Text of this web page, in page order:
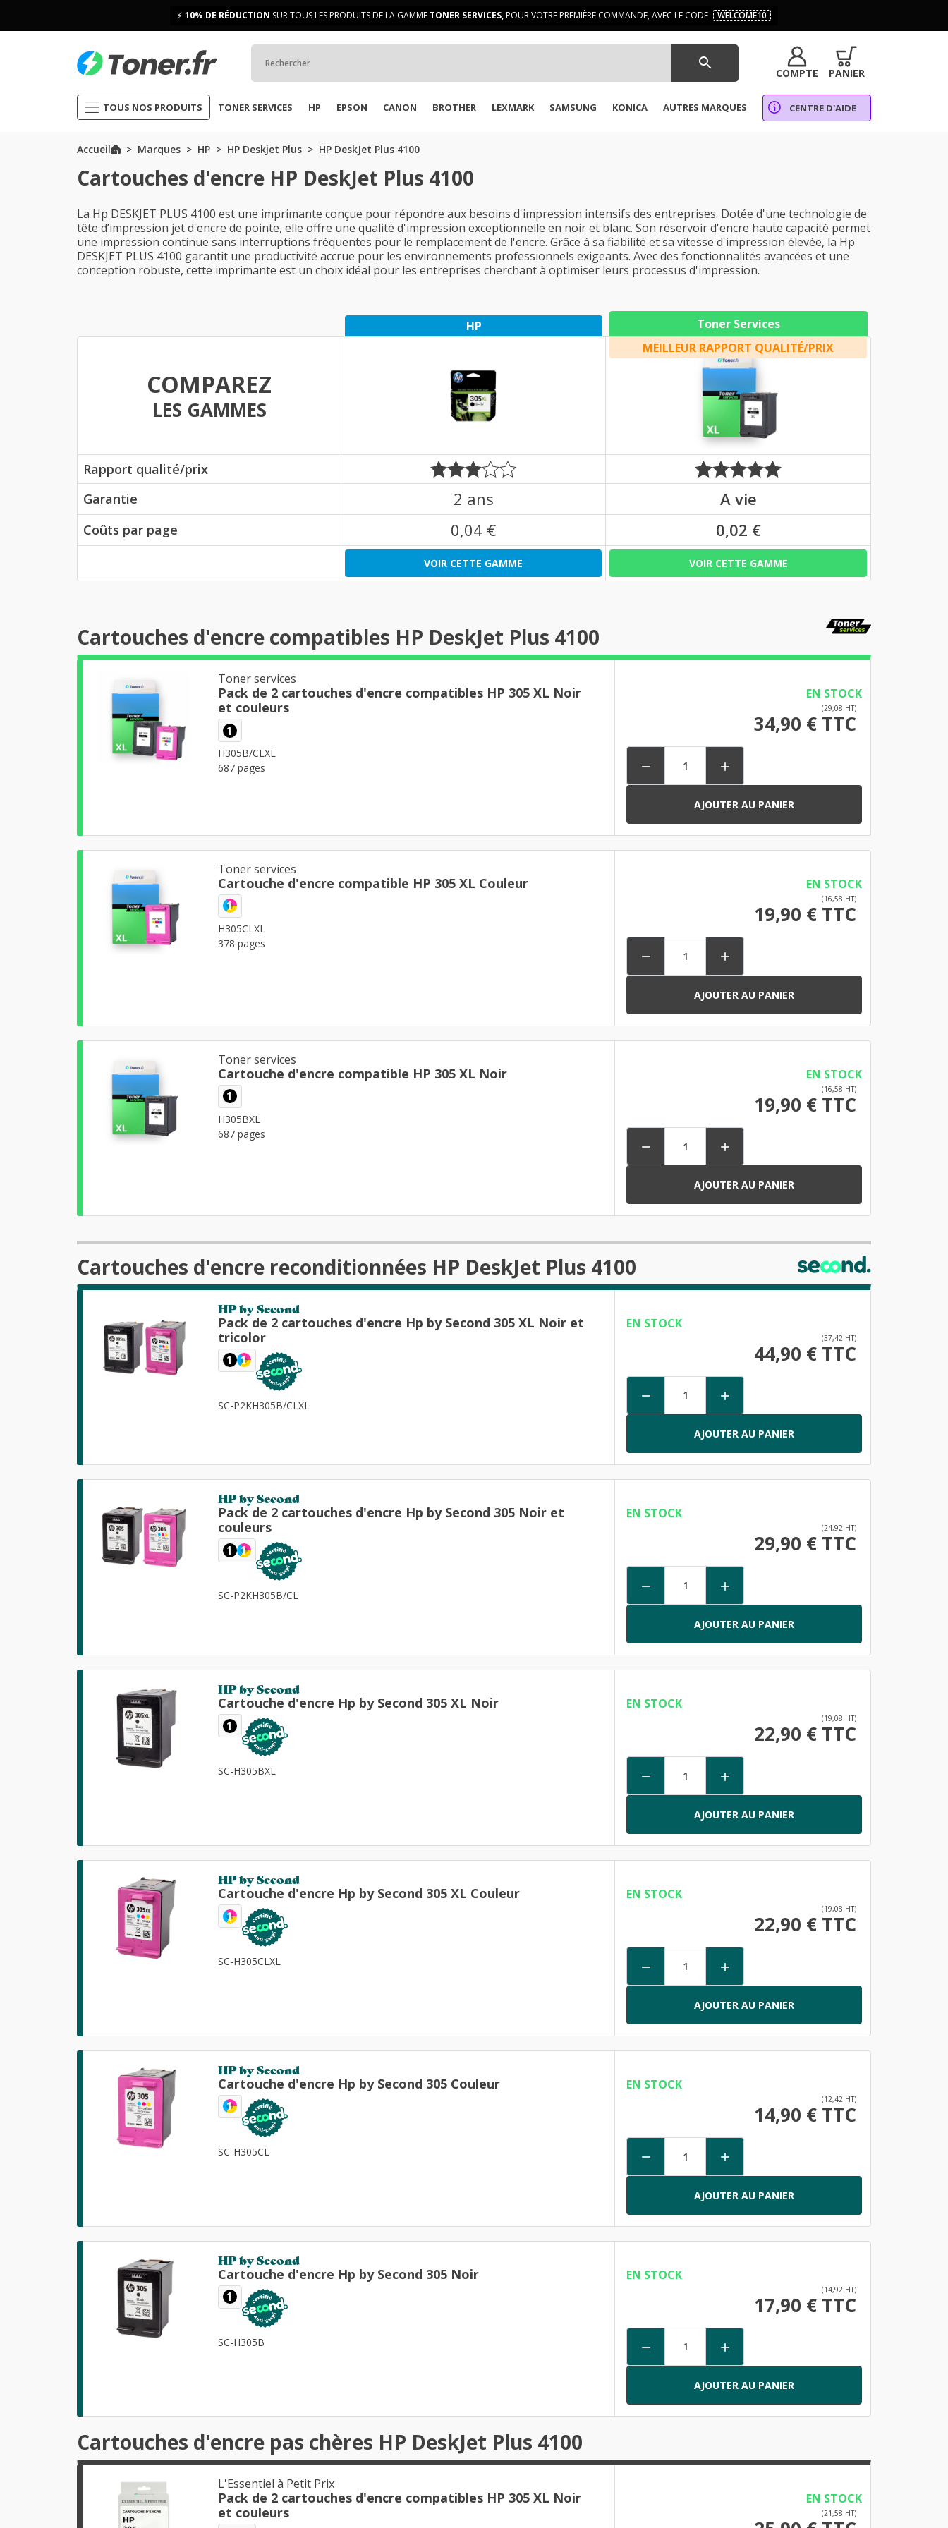
⚡ 10% DE RÉDUCTION SUR TOUS LES PRODUITS DE LA GAMME TONER SERVICES,POUR VOTRE PREMIÈRE COMMANDE, AVEC LE CODE WELCOME10
search
COMPTE PANIER
TOUS NOS PRODUITS TONER SERVICES HP EPSON CANON BROTHER LEXMARK SAMSUNG KONICA AUTRES MARQUES CENTRE D'AIDE
Accueil Marques HP HP Deskjet Plus HP DeskJet Plus 4100
Cartouches d'encre HP DeskJet Plus 4100
La Hp DESKJET PLUS 4100 est une imprimante conçue pour répondre aux besoins d'impression intensifs des entreprises. Dotée d'une technologie de
tête d’impression jet d'encre de pointe, elle offre une qualité d'impression exceptionnelle en noir et blanc. Son réservoir d'encre haute capacité permet
une impression continue sans interruptions fréquentes pour le remplacement de l'encre. Grâce à sa fiabilité et sa vitesse d'impression élevée, la Hp
DESKJET PLUS 4100 garantit une productivité accrue pour les environnements professionnels exigeants. Avec des fonctionnalités avancées et une
conception robuste, cette imprimante est un choix idéal pour les entreprises cherchant à optimiser leurs processus d'impression.
HP Toner Services
COMPAREZ
LES GAMMES
MEILLEUR RAPPORT QUALITÉ/PRIX
Rapport qualité/prix
Garantie
2 ans A vie
Coûts par page 0,04 € 0,02 €
VOIR CETTE GAMME VOIR CETTE GAMME
Cartouches d'encre compatibles HP DeskJet Plus 4100
Toner services
Pack de 2 cartouches d'encre compatibles HP 305 XL Noir
et couleurs
1
H305B/CLXL
687 pages
EN STOCK
(29,08 HT)
34,90 € TTC
 
AJOUTER AU PANIER
Toner services
Cartouche d'encre compatible HP 305 XL Couleur
1
H305CLXL
378 pages
EN STOCK
(16,58 HT)
19,90 € TTC
 
AJOUTER AU PANIER
Toner services
Cartouche d'encre compatible HP 305 XL Noir
1
H305BXL
687 pages
EN STOCK
(16,58 HT)
19,90 € TTC
 
AJOUTER AU PANIER
Cartouches d'encre reconditionnées HP DeskJet Plus 4100
HP by Second
Pack de 2 cartouches d'encre Hp by Second 305 XL Noir et
tricolor
1 1
SC-P2KH305B/CLXL
EN STOCK
(37,42 HT)
44,90 € TTC
 
AJOUTER AU PANIER
HP by Second
Pack de 2 cartouches d'encre Hp by Second 305 Noir et
couleurs
1 1
SC-P2KH305B/CL
EN STOCK
(24,92 HT)
29,90 € TTC
 
AJOUTER AU PANIER
HP by Second
Cartouche d'encre Hp by Second 305 XL Noir
1
SC-H305BXL
EN STOCK
(19,08 HT)
22,90 € TTC
 
AJOUTER AU PANIER
HP by Second
Cartouche d'encre Hp by Second 305 XL Couleur
1
SC-H305CLXL
EN STOCK
(19,08 HT)
22,90 € TTC
 
AJOUTER AU PANIER
HP by Second
Cartouche d'encre Hp by Second 305 Couleur
1
SC-H305CL
EN STOCK
(12,42 HT)
14,90 € TTC
 
AJOUTER AU PANIER
HP by Second
Cartouche d'encre Hp by Second 305 Noir
1
SC-H305B
EN STOCK
(14,92 HT)
17,90 € TTC
 
AJOUTER AU PANIER
Cartouches d'encre pas chères HP DeskJet Plus 4100
L'Essentiel à Petit Prix
Pack de 2 cartouches d'encre compatibles HP 305 XL Noir
et couleurs
EN STOCK
(21,58 HT)